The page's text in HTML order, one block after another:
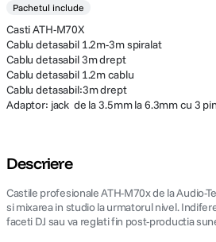
Pachetul include
Casti ATH-M70X
Cablu detasabil 1.2m-3m spiralat
Cablu detasabil 3m drept
Cablu detasabil 1.2m cablu
Cablu detasabil:3m drept
Adaptor: jack de la 3.5mm la 6.3mm cu 3
Descriere
Castile profesionale ATH-M70x de la Audio-
si mixarea in studio la urmatorul nivel.
faceti DJ sau va reglati fin post-productia